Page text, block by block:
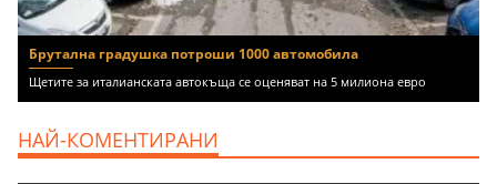
Брутална градушка потроши 1000 автомобила
Щетите за италианската автокъща се оценяват на 5 милиона евро
НАЙ-КОМЕНТИРАНИ